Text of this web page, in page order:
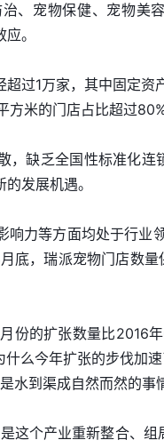
、宠物保健、宠物美
。
过1万家，其中固定
米的门店占比超过
缺乏全国性标准化连
发展机遇。
响力等方面均处于行业
底，瑞派宠物门店数
份的扩张数量比2016
么今年扩张的步伐加
水到渠成自然而然的
这个产业重新整合、